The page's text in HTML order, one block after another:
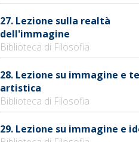
27. Lezione sulla realtà
dell'immagine
Biblioteca di Filosofia
28. Lezione su immagine e
artistica
Biblioteca di Filosofia
29. Lezione su immagine e